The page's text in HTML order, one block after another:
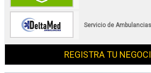
Servicio de Ambulancias
REGISTRA TU